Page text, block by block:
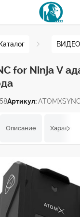
for Ninja V
Артикул:
Описание